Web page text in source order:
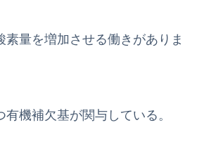
量を増加させる働きがありま
機補欠基が関与している。